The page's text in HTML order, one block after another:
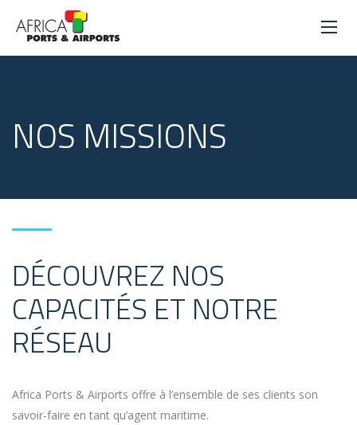
NOS MISSIONS
DÉCOUVREZ NOS
CAPACITÉS ET NOTRE
RÉSEAU
Africa Ports & Airports offre à l’ensemble de ses clients son
savoir-faire en tant qu’agent maritime.